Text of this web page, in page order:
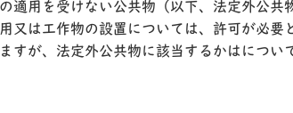
適用を受けない公共物（以下、法定外公共
又は工作物の設置については、許可が必要
すが、法定外公共物に該当するかはにつ